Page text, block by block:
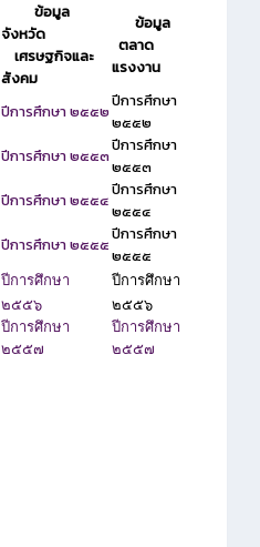
ข้อมูล
จังหวัด
เศรษฐกิจและ
สังคม
ข้อมูล
ตลาด
แรงงาน
ปีการศึกษา ๒๕๕๒
ปีการศึกษา
๒๕๕๒
ปีการศึกษา ๒๕๕๓
ปีการศึกษา
๒๕๕๓
ปีการศึกษา ๒๕๕๔
ปีการศึกษา
๒๕๕๔
ปีการศึกษา ๒๕๕๕
ปีการศึกษา
๒๕๕๕
ปีการศึกษา
๒๕๕๖
ปีการศึกษา
๒๕๕๖
ปีการศึกษา
๒๕๕๗
ปีการศึกษา
๒๕๕๗